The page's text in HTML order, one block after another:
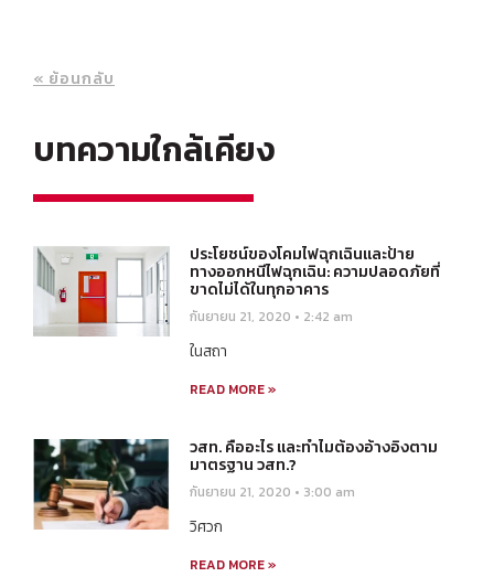
« ย้อนกลับ
บทความใกล้เคียง
ประโยชน์ของโคมไฟฉุกเฉินและป้าย
ทางออกหนีไฟฉุกเฉิน: ความปลอดภัยที่
ขาดไม่ได้ในทุกอาคาร
กันยายน 21, 2020 2:42 am
ในสถา
READ MORE »
วสท. คืออะไร และทำไมต้องอ้างอิงตาม
มาตรฐาน วสท.?
กันยายน 21, 2020 3:00 am
วิศวก
READ MORE »